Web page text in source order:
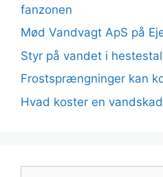
fanzonen
Mød Vandvagt ApS på
Styr på vandet i
Frostsprængninger kan
Hvad koster en